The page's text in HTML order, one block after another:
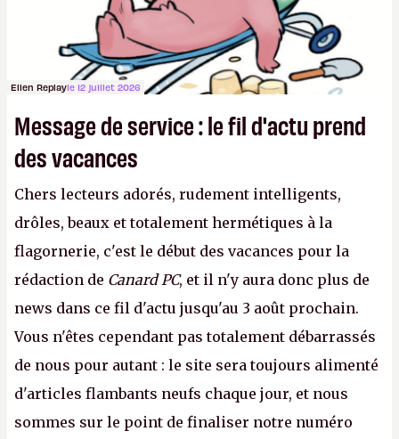
Ellen Replayle 12 juillet 2026
Message de service : le fil d'actu prend
des vacances
Chers lecteurs adorés, rudement intelligents,
drôles, beaux et totalement hermétiques à la
flagornerie, c'est le début des vacances pour la
rédaction de Canard PC, et il n'y aura donc plus de
news dans ce fil d'actu jusqu'au 3 août prochain.
Vous n'êtes cependant pas totalement débarrassés
de nous pour autant : le site sera toujours alimenté
d'articles flambants neufs chaque jour, et nous
sommes sur le point de finaliser notre numéro